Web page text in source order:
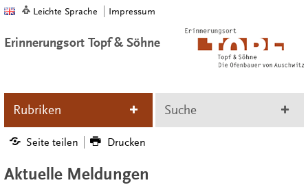
Leichte Sprache Impressum
Erinnerungsort Topf & Söhne
Rubriken Suche
Seite teilen Drucken
Aktuelle Meldungen